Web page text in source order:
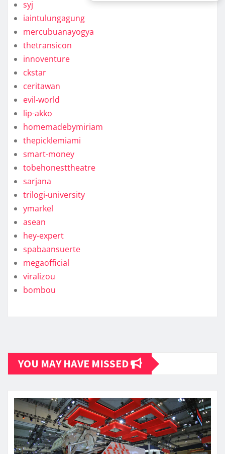
syj
iaintulungagung
mercubuanayogya
thetransicon
innoventure
ckstar
ceritawan
evil-world
lip-akko
homemadebymiriam
thepicklemiami
smart-money
tobehonesttheatre
sarjana
trilogi-university
ymarkel
asean
hey-expert
spabaansuerte
megaofficial
viralizou
bombou
YOU MAY HAVE MISSED